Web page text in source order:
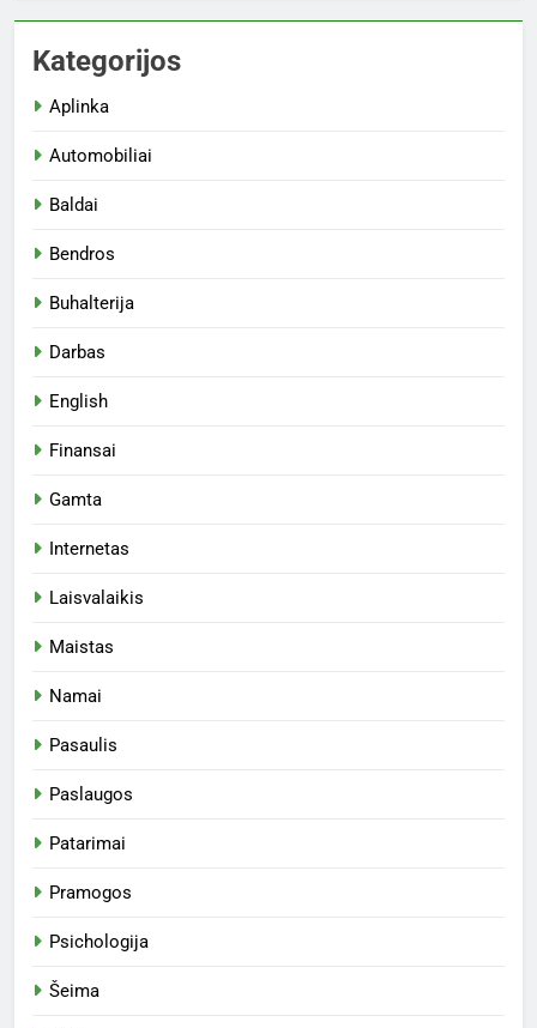
Kategorijos
Aplinka
Automobiliai
Baldai
Bendros
Buhalterija
Darbas
English
Finansai
Gamta
Internetas
Laisvalaikis
Maistas
Namai
Pasaulis
Paslaugos
Patarimai
Pramogos
Psichologija
Šeima